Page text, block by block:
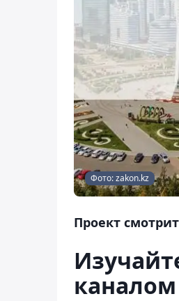
Фото: zakon.kz
Проект